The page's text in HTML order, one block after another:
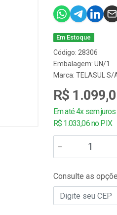
Em Estoque
Código: 28306
Embalagem: UN/1
Marca: TELASUL S/
R$
Em até 4x sem juros
R$ 1.033,06 no PIX
Consulte as